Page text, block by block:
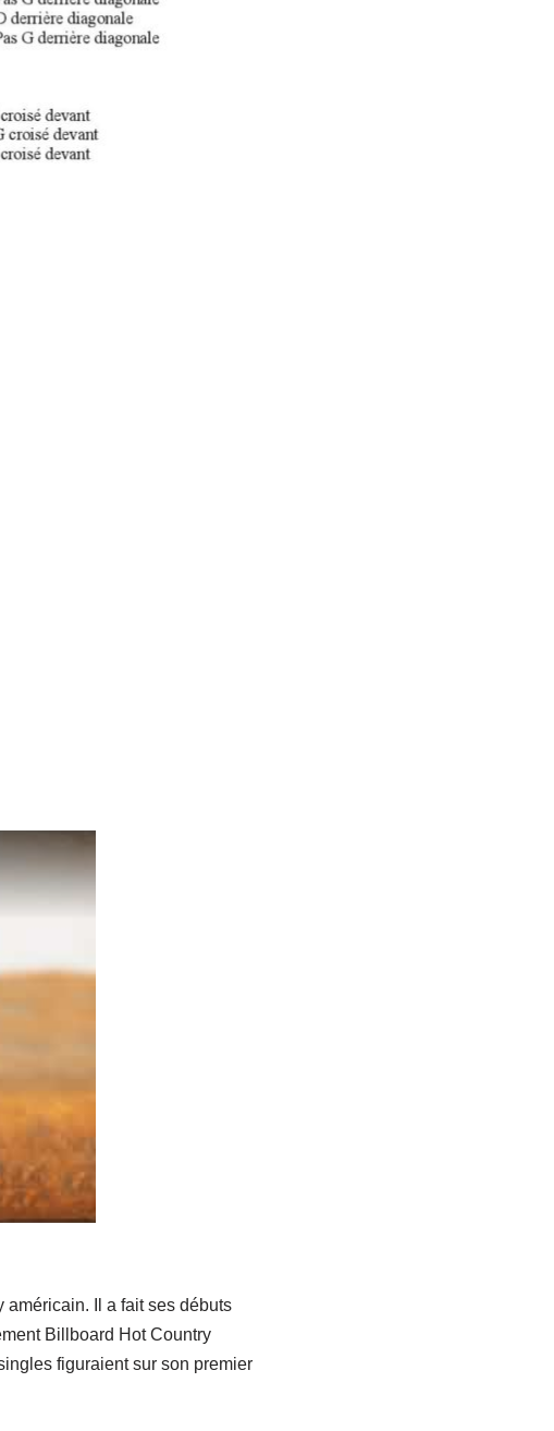
américain. Il a fait ses débuts
Billboard Hot Country
figuraient sur son premier